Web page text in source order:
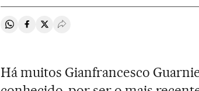
Compartir en Whatsapp
Compartir en Facebook
Compartir en Twitter
Desplegar Redes Sociales
Há muitos Gianfrancesco